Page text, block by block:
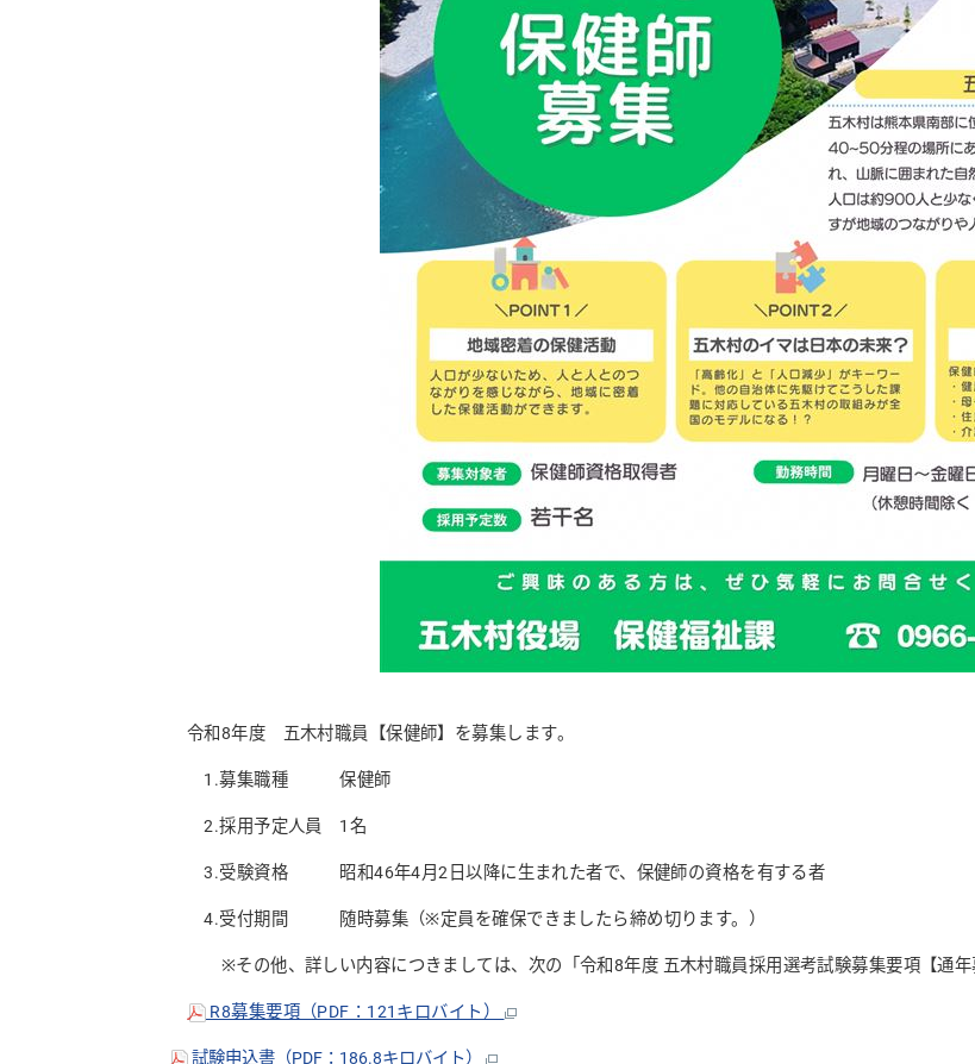
令和8年度 五木村職員【保健師】を募集します。
1.募集職種 保健師
2.採用予定人員 1名
3.受験資格 昭和46年4月2日以降に生まれた者で、保健師の資格を有する者
4.受付期間 随時募集（※定員を確保できましたら締め切ります。）
※その他、詳しい内容につきましては、次の「令和8年度 五木村職員採用選考試験募集要項【通年
R8募集要項（PDF：121キロバイト）
試験申込書（PDF：186.8キロバイト）